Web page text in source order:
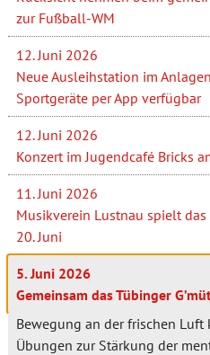
zur Fußball-WM
12. Juni 2026
Neue Ausleihstation im
Sportgeräte per App verfügbar
12. Juni 2026
Konzert im Jugendcafé Bricks
11. Juni 2026
Musikverein Lustnau spielt
20. Juni
5. Juni 2026
Gemeinsam das Tübinger
Bewegung an der frischen
Übungen zur Stärkung der